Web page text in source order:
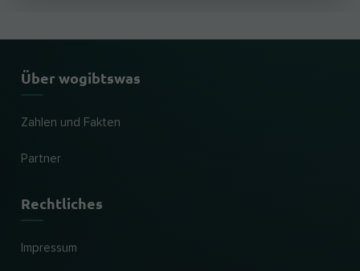
Über wogibtswas
Zahlen und Fakten
Partner
Rechtliches
Impressum